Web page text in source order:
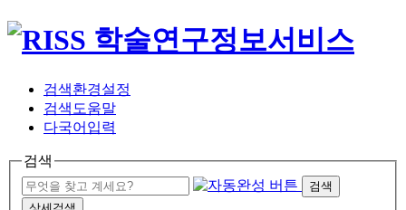
검색환경설정
검색도움말
다국어입력
검색
검색